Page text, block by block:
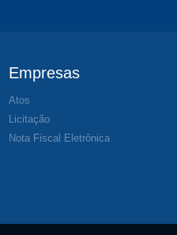
Empresas
Atos
Licitação
Nota Fiscal Eletrônica